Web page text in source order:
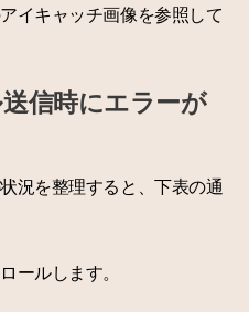
イキャッチ画像を参照して
送信時にエラーが
況を整理すると、下表の通
ールします。